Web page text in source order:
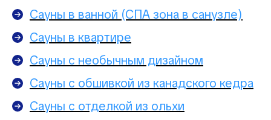
Сауны в ванной (СПА зона в санузле)
Сауны в квартире
Сауны с необычным дизайном
Сауны с обшивкой из канадского кедра
Сауны с отделкой из ольхи